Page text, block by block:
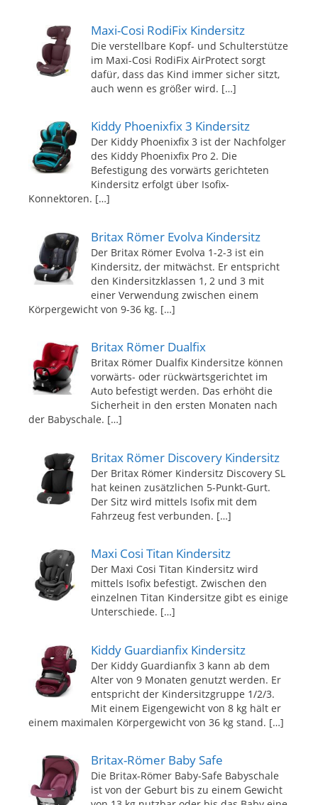
Maxi-Cosi RodiFix Kindersitz
Die verstellbare Kopf- und Schulterstütze
im Maxi-Cosi RodiFix AirProtect sorgt
dafür, dass das Kind immer sicher sitzt,
auch wenn es größer wird. […]
Kiddy Phoenixfix 3 Kindersitz
Der Kiddy Phoenixfix 3 ist der Nachfolger
des Kiddy Phoenixfix Pro 2. Die
Befestigung des vorwärts gerichteten
Kindersitz erfolgt über Isofix-
Konnektoren. […]
Britax Römer Evolva Kindersitz
Der Britax Römer Evolva 1-2-3 ist ein
Kindersitz, der mitwächst. Er entspricht
den Kindersitzklassen 1, 2 und 3 mit
einer Verwendung zwischen einem
Körpergewicht von 9-36 kg. […]
Britax Römer Dualfix
Britax Römer Dualfix Kindersitze können
vorwärts- oder rückwärtsgerichtet im
Auto befestigt werden. Das erhöht die
Sicherheit in den ersten Monaten nach
der Babyschale. […]
Britax Römer Discovery Kindersitz
Der Britax Römer Kindersitz Discovery SL
hat keinen zusätzlichen 5-Punkt-Gurt.
Der Sitz wird mittels Isofix mit dem
Fahrzeug fest verbunden. […]
Maxi Cosi Titan Kindersitz
Der Maxi Cosi Titan Kindersitz wird
mittels Isofix befestigt. Zwischen den
einzelnen Titan Kindersitze gibt es einige
Unterschiede. […]
Kiddy Guardianfix Kindersitz
Der Kiddy Guardianfix 3 kann ab dem
Alter von 9 Monaten genutzt werden. Er
entspricht der Kindersitzgruppe 1/2/3.
Mit einem Eigengewicht von 8 kg hält er
einem maximalen Körpergewicht von 36 kg stand. […]
Britax-Römer Baby Safe
Die Britax-Römer Baby-Safe Babyschale
ist von der Geburt bis zu einem Gewicht